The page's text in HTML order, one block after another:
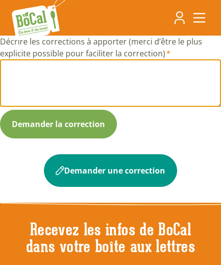
contenu
principal
Décrire les corrections à apporter (merci d’être le plus
explicite possible pour faciliter la correction)
Demander une correction
Recevez les infos de BoCal
dans votre boîte aux lettres